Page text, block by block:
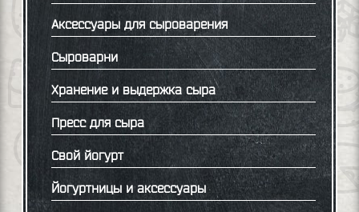
Аксессуары для сыроварения
Сыроварни
Хранение и выдержка сыра
Пресс для сыра
Свой йогурт
Йогуртницы и аксессуары